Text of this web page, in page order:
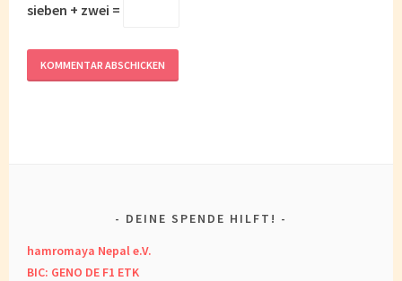
sieben + zwei =
DEINE SPENDE HILFT!
hamromaya Nepal e.V.
BIC: GENO DE F1 ETK